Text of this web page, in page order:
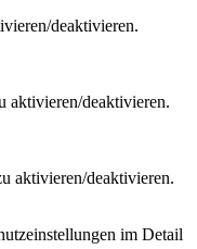
deaktivieren.
aktivieren/deaktivieren.
aktivieren/deaktivieren.
im Detail